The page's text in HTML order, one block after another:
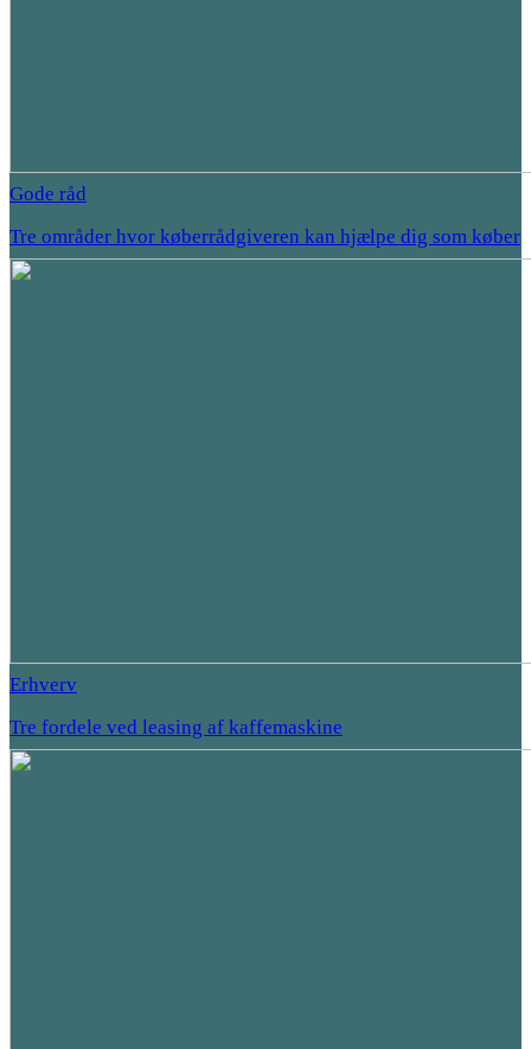
Gode råd
Tre områder hvor køberrådgiveren kan hjælpe dig som køber
Erhverv
Tre fordele ved leasing af kaffemaskine